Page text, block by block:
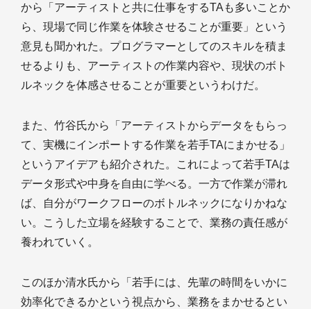
から「アーティストと共に仕事をするTAも多いことか
ら、現場で同じ作業を体験させることが重要」という
意見も聞かれた。プログラマーとしてのスキルを積ま
せるよりも、アーティストの作業内容や、現状のボト
ルネックを体感させることが重要というわけだ。
また、竹谷氏から「アーティストからデータをもらっ
て、実機にインポートする作業を若手TAにまかせる」
というアイデアも紹介された。これによって若手TAは
データ形式や中身を自由に学べる。一方で作業が滞れ
ば、自分がワークフローのボトルネックになりかねな
い。こうした立場を経験することで、業務の責任感が
養われていく。
このほか清水氏から「若手には、先輩の時間をいかに
効率化できるかという視点から、業務をまかせるとい